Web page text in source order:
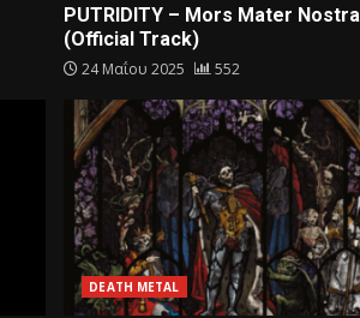
PUTRIDITY – Mors Mater Nostra
(Official Track)
24 Μαΐου 2025 552
DEATH METAL